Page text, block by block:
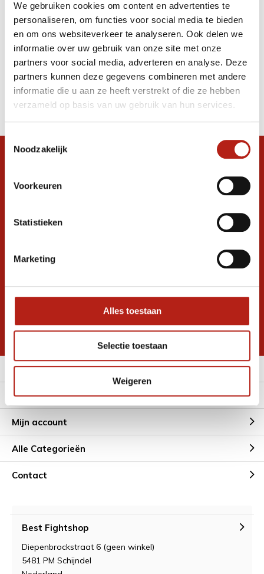
We gebruiken cookies om content en advertenties te
personaliseren, om functies voor social media te bieden
en om ons websiteverkeer te analyseren. Ook delen we
informatie over uw gebruik van onze site met onze
partners voor social media, adverteren en analyse. Deze
partners kunnen deze gegevens combineren met andere
informatie die u aan ze heeft verstrekt of die ze hebben
verzameld op basis van uw gebruik van hun services.
Toestemmingsselectie
Noodzakelijk
Voorkeuren
Statistieken
Marketing
Alles toestaan
Selectie toestaan
Weigeren
Apply filters
Producten getagd met
Anti-Swing cross for
heavy bags
Producten
Filter
Stel je vraag in de chat, en we helpen je
graag verder. 24/7
Volg ons
promoties
* Lees hier de wettelijke beperkingen
Meer informatie
Klantenservice
Mijn account
Alle Categorieën
Contact
Best Fightshop
Diepenbrockstraat 6 (geen winkel)
5481 PM Schijndel